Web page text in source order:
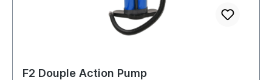
F2 Douple Action Pump